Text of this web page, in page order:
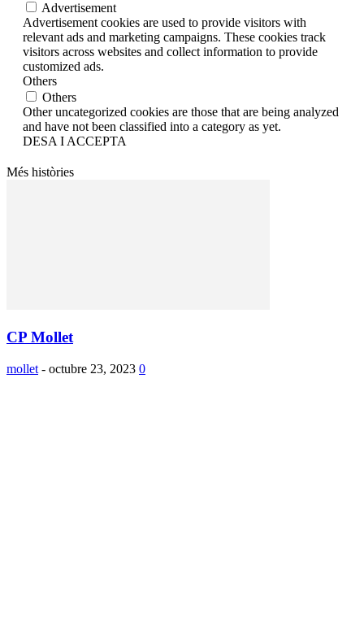
Advertisement
Advertisement cookies are used to provide visitors with
relevant ads and marketing campaigns. These cookies track
visitors across websites and collect information to provide
customized ads.
Others
Others
Other uncategorized cookies are those that are being analyzed
and have not been classified into a category as yet.
DESA I ACCEPTA
Més històries
CP Mollet
mollet - octubre 23, 2023 0